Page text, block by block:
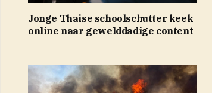
Jonge Thaise schoolschutter keek
online naar gewelddadige content